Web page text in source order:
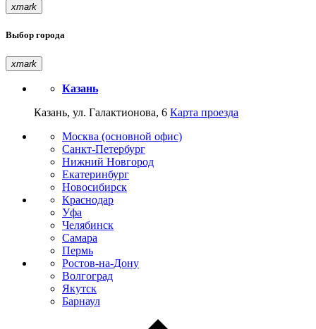
xmark
Выбор города
xmark
Казань
Казань, ул. Галактионова, 6 Карта проезда
Москва (основной офис)
Санкт-Петербург
Нижний Новгород
Екатеринбург
Новосибирск
Краснодар
Уфа
Челябинск
Самара
Пермь
Ростов-на-Дону
Волгоград
Якутск
Барнаул